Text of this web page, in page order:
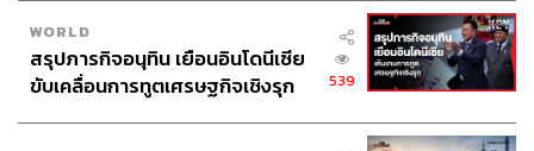
WORLD
สรุปภารกิจอนุทิน เยือนอินโดนีเซีย
ขับเคลื่อนการทูตเศรษฐกิจเชิงรุก
539